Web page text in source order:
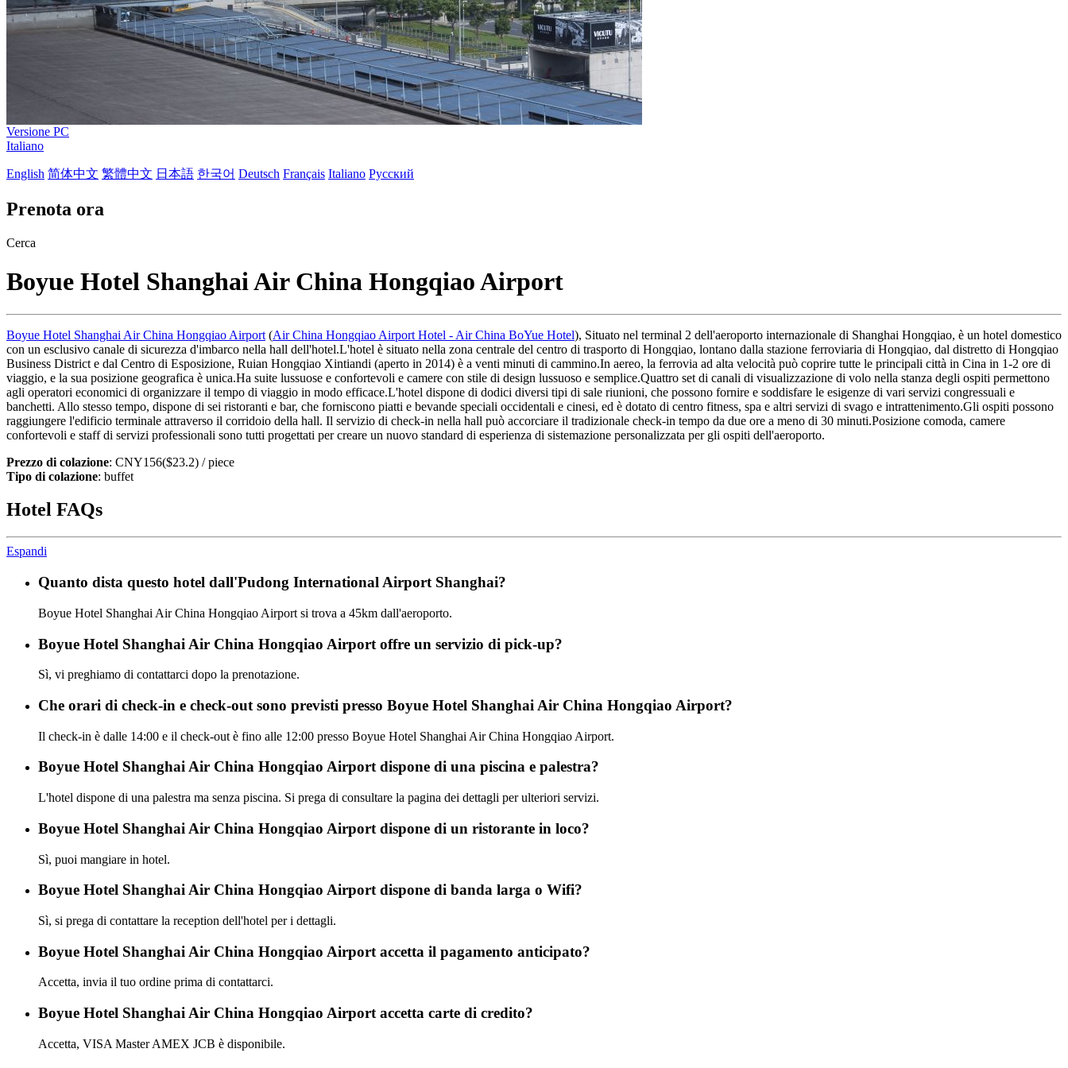
Versione PC
Italiano
English 简体中文 繁體中文 日本語 한국어 Deutsch Français Italiano Русский
Prenota ora
Cerca
Boyue Hotel Shanghai Air China Hongqiao Airport
Boyue Hotel Shanghai Air China Hongqiao Airport (Air China Hongqiao Airport Hotel - Air China BoYue Hotel), Situato nel terminal 2 dell'aeroporto internazionale di Shanghai Hongqiao, è un hotel domestico
con un esclusivo canale di sicurezza d'imbarco nella hall dell'hotel.L'hotel è situato nella zona centrale del centro di trasporto di Hongqiao, lontano dalla stazione ferroviaria di Hongqiao, dal distretto di Hongqiao
Business District e dal Centro di Esposizione, Ruian Hongqiao Xintiandi (aperto in 2014) è a venti minuti di cammino.In aereo, la ferrovia ad alta velocità può coprire tutte le principali città in Cina in 1-2 ore di
viaggio, e la sua posizione geografica è unica.Ha suite lussuose e confortevoli e camere con stile di design lussuoso e semplice.Quattro set di canali di visualizzazione di volo nella stanza degli ospiti permettono
agli operatori economici di organizzare il tempo di viaggio in modo efficace.L'hotel dispone di dodici diversi tipi di sale riunioni, che possono fornire e soddisfare le esigenze di vari servizi congressuali e
banchetti. Allo stesso tempo, dispone di sei ristoranti e bar, che forniscono piatti e bevande speciali occidentali e cinesi, ed è dotato di centro fitness, spa e altri servizi di svago e intrattenimento.Gli ospiti possono
raggiungere l'edificio terminale attraverso il corridoio della hall. Il servizio di check-in nella hall può accorciare il tradizionale check-in tempo da due ore a meno di 30 minuti.Posizione comoda, camere
confortevoli e staff di servizi professionali sono tutti progettati per creare un nuovo standard di esperienza di sistemazione personalizzata per gli ospiti dell'aeroporto.
Prezzo di colazione: CNY156($23.2) / piece
Tipo di colazione: buffet
Hotel FAQs
Espandi
Quanto dista questo hotel dall'Pudong International Airport Shanghai?
Boyue Hotel Shanghai Air China Hongqiao Airport si trova a 45km dall'aeroporto.
Boyue Hotel Shanghai Air China Hongqiao Airport offre un servizio di pick-up?
Sì, vi preghiamo di contattarci dopo la prenotazione.
Che orari di check-in e check-out sono previsti presso Boyue Hotel Shanghai Air China Hongqiao Airport?
Il check-in è dalle 14:00 e il check-out è fino alle 12:00 presso Boyue Hotel Shanghai Air China Hongqiao Airport.
Boyue Hotel Shanghai Air China Hongqiao Airport dispone di una piscina e palestra?
L'hotel dispone di una palestra ma senza piscina. Si prega di consultare la pagina dei dettagli per ulteriori servizi.
Boyue Hotel Shanghai Air China Hongqiao Airport dispone di un ristorante in loco?
Sì, puoi mangiare in hotel.
Boyue Hotel Shanghai Air China Hongqiao Airport dispone di banda larga o Wifi?
Sì, si prega di contattare la reception dell'hotel per i dettagli.
Boyue Hotel Shanghai Air China Hongqiao Airport accetta il pagamento anticipato?
Accetta, invia il tuo ordine prima di contattarci.
Boyue Hotel Shanghai Air China Hongqiao Airport accetta carte di credito?
Accetta, VISA Master AMEX JCB è disponibile.